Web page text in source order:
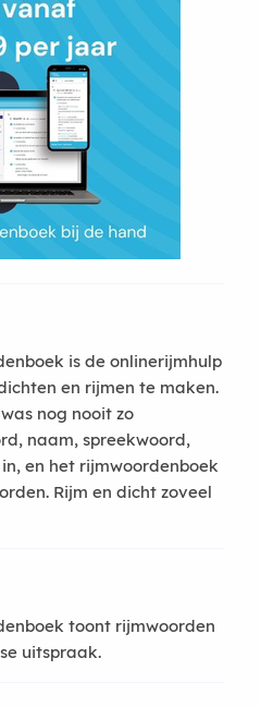
is de onlinerijmhulp
en rijmen te maken.
nog nooit zo
naam, spreekwoord,
en het rijmwoordenboek
Rijm en dicht zoveel
toont rijmwoorden
uitspraak.